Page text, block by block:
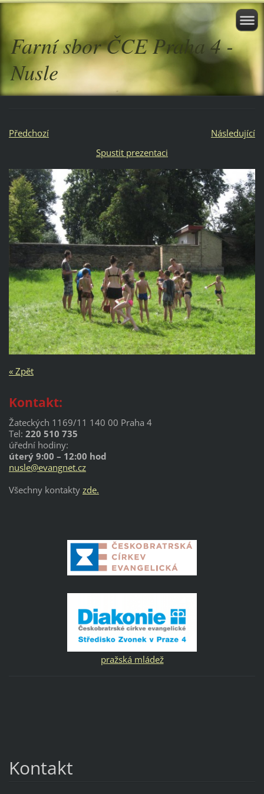
Farní sbor ČCE Praha 4 -
Nusle
Předchozí
Následující
Spustit prezentaci
« Zpět
Kontakt:
Žateckých 1169/11 140 00 Praha 4
Tel: 220 510 735
úřední hodiny:
úterý 9:00 – 12:00 hod
nusle@evangnet.cz
Všechny kontakty zde.
pražská mládež
Kontakt